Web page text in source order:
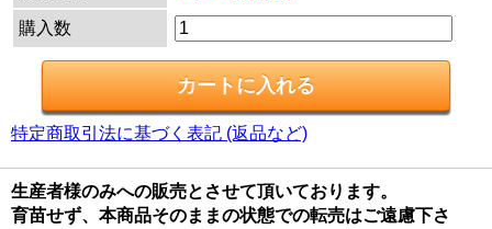
購入数
特定商取引法に基づく表記 (返品など)
生産者様のみへの販売とさせて頂いております。
育苗せず、本商品そのままの状態での転売はご遠慮下さ